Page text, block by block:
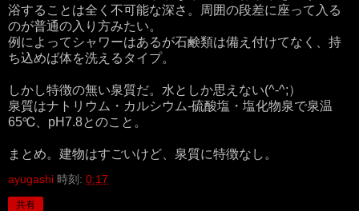
浴することは全く不可能な深さ。周囲の段差に座って入る
のが普通の入り方みたい。
例によってシャワーはあるが石鹸類は備え付けてなく、持
ち込めば体を洗えるタイプ。
しかし特徴の無い泉質だ。水としか思えない(^-^;）
泉質はナトリウム・カルシウム-硫酸塩・塩化物泉で泉温
65℃、pH7.8とのこと。
まとめ。建物はすごいけど、泉質に特徴なし。
ayugashi 時刻: 0:17
共有